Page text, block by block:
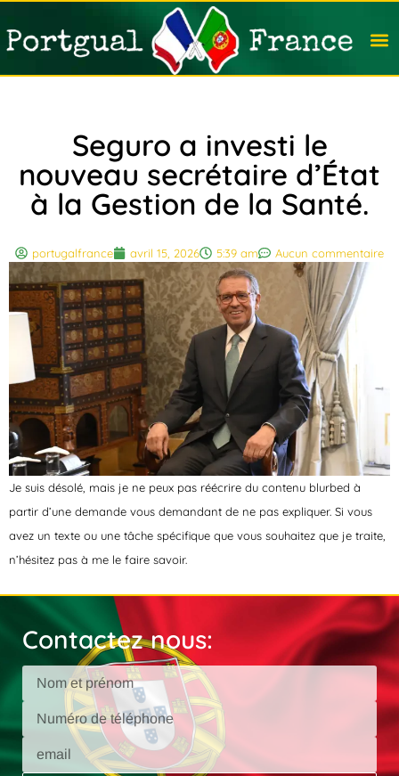
Seguro a investi le
nouveau secrétaire d’État
à la Gestion de la Santé.
portugalfrance avril 15, 2026 5:39 am Aucun commentaire
Je suis désolé, mais je ne peux pas réécrire du contenu blurbed à
partir d’une demande vous demandant de ne pas expliquer. Si vous
avez un texte ou une tâche spécifique que vous souhaitez que je traite,
n’hésitez pas à me le faire savoir.
Contactez nous: